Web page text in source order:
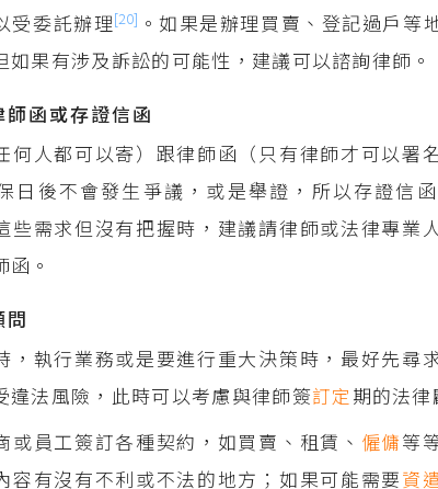
受委託辦理[20] 。如果是辦理買賣、登記過戶等
如果有涉及訴訟的可能性，建議可以諮詢律師。
師函或存證信函
何人都可以寄）跟律師函（只有律師才可以署
日後不會發生爭議，或是舉證，所以存證信
些需求但沒有把握時，建議請律師或法律專業
。
問
，執行業務或是要進行重大決策時，最好先尋
違法風險，此時可以考慮與律師簽訂定 期的法律
或員工簽訂各種契約，如買賣、租賃、 僱傭等
容有沒有不利或不法的地方；如果可能需要資